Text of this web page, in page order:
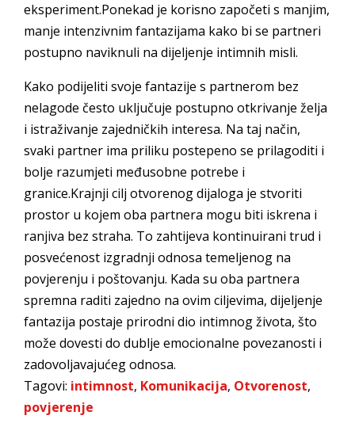
eksperiment.Ponekad je korisno započeti s manjim,
manje intenzivnim fantazijama kako bi se partneri
postupno naviknuli na dijeljenje intimnih misli.
Kako podijeliti svoje fantazije s partnerom bez
nelagode često uključuje postupno otkrivanje želja
i istraživanje zajedničkih interesa. Na taj način,
svaki partner ima priliku postepeno se prilagoditi i
bolje razumjeti međusobne potrebe i
granice.Krajnji cilj otvorenog dijaloga je stvoriti
prostor u kojem oba partnera mogu biti iskrena i
ranjiva bez straha. To zahtijeva kontinuirani trud i
posvećenost izgradnji odnosa temeljenog na
povjerenju i poštovanju. Kada su oba partnera
spremna raditi zajedno na ovim ciljevima, dijeljenje
fantazija postaje prirodni dio intimnog života, što
može dovesti do dublje emocionalne povezanosti i
zadovoljavajućeg odnosa.
Tagovi: intimnost, Komunikacija, Otvorenost,
povjerenje